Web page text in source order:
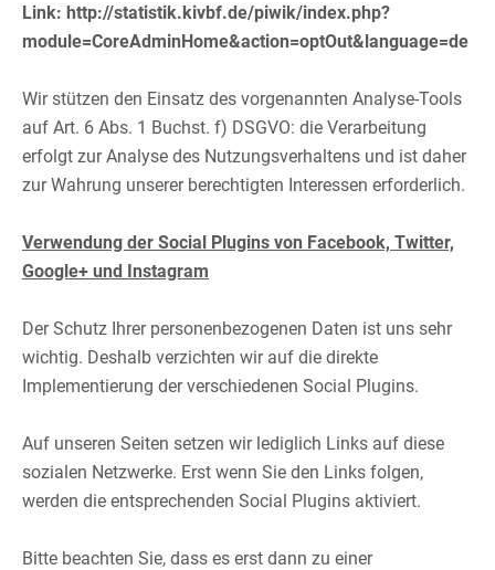
Link: http://statistik.kivbf.de/piwik/index.php?
module=CoreAdminHome&action=optOut&language=de
Wir stützen den Einsatz des vorgenannten Analyse-Tools
auf Art. 6 Abs. 1 Buchst. f) DSGVO: die Verarbeitung
erfolgt zur Analyse des Nutzungsverhaltens und ist daher
zur Wahrung unserer berechtigten Interessen erforderlich.​
Verwendung der Social Plugins von Facebook, Twitter,
Google+ und Instagram
Der Schutz Ihrer personenbezogenen Daten ist uns sehr
wichtig. Deshalb verzichten wir auf die direkte
Implementierung der verschiedenen Social Plugins.​
Auf unseren Seiten setzen wir lediglich Links auf diese
sozialen Netzwerke. Erst wenn Sie den Links folgen,
werden die entsprechenden Social Plugins aktiviert.​
Bitte beachten Sie, dass es erst dann zu einer